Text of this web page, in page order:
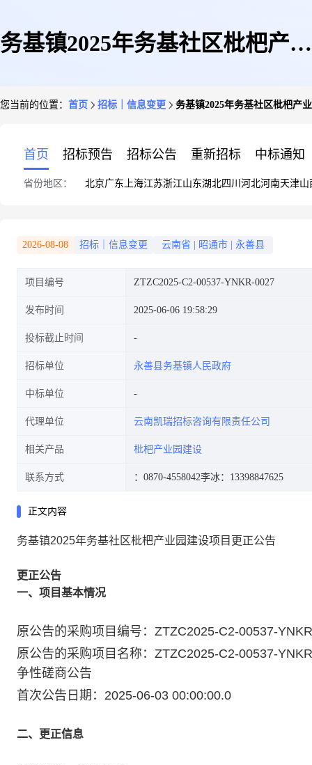
务基镇2025年务基社区枇杷产业
您当前的位置： 首页 招标｜信息变更 务基镇2025年务基社区枇杷产
首页 招标预告 招标公告 重新招标 中标通知
省份地区： 北京广东 上海江苏浙江山东湖北四川 河北河南天津山
2026-08-08 招标｜信息变更 云南省 昭通市 永善县
项目编号 ZTZC2025-C2-00537-YNKR-0027
发布时间 2025-06-06 19:58:29
投标截止时间
招标单位 永善县务基镇人民政府
中标单位
代理单位 云南凯瑞招标咨询有限责任公司
相关产品 枇杷产业园建设
联系方式 ：0870-4558042李冰：13398847625
正文内容
务基镇2025年务基社区枇杷产业园建设项目更正公告
更正公告
一、项目基本情况
原公告的采购项目编号：ZTZC2025-C2-00537-
原公告的采购项目名称：ZTZC2025-C2-00537-
争性磋商公告
首次公告日期：2025-06-03 00:00:00.0
二、更正信息